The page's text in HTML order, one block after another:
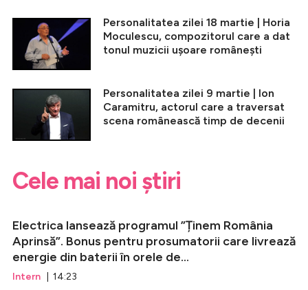
Personalitatea zilei 18 martie | Horia
Moculescu, compozitorul care a dat
tonul muzicii ușoare românești
Personalitatea zilei 9 martie | Ion
Caramitru, actorul care a traversat
scena românească timp de decenii
Cele mai noi știri
Electrica lansează programul ”Ținem România
Aprinsă”. Bonus pentru prosumatorii care livrează
energie din baterii în orele de...
Intern | 14:23